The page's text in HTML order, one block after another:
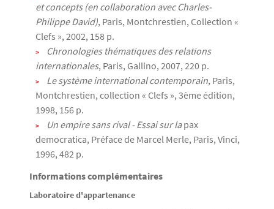
et concepts (en collaboration avec Charles-
Philippe David), Paris, Montchrestien, Collection «
Clefs », 2002, 158 p.
Chronologies thématiques des relations
internationales, Paris, Gallino, 2007, 220 p.
Le système international contemporain, Paris,
Montchrestien, collection « Clefs », 3ème édition,
1998, 156 p.
Un empire sans rival - Essai sur lapax
democratica, Préface de Marcel Merle, Paris, Vinci,
1996, 482 p.
Informations complémentaires
Laboratoire d'appartenance